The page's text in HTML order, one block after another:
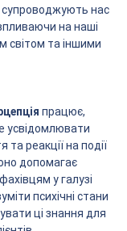
супроводжують нас
на наші
світом та іншими
працює,
усвідомлювати
та реакції на події
допомагає
у галузі
психічні стани
ці знання для